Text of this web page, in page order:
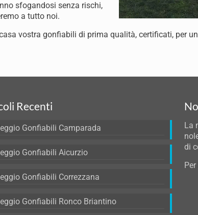
sfogandosi senza rischi,
a tutto noi.
vostra gonfiabili di prima qualità, certificati, per
Recenti
Gonfiabili Camparada
Gonfiabili Aicurzio
Gonfiabili Correzzana
Gonfiabili Ronco Briantino
La
di